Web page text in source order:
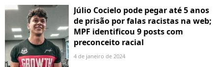
Júlio Cocielo pode pegar até 5 anos
de prisão por falas racistas na web;
MPF identificou 9 posts com
preconceito racial
4 de janeiro de 2024